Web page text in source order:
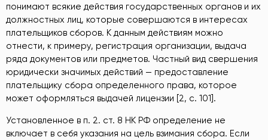
понимают всякие действия государственных органов и их
должностных лиц, которые совершаются в интересах
плательщиков сборов. К данным действиям можно
отнести, к примеру, регистрация организации, выдача
ряда документов или предметов. Частный вид свершения
юридически значимых действий — предоставление
плательщику сбора определенного права, которое
может оформляться выдачей лицензии [2, c. 101].
Установленное в п. 2. ст. 8 НК РФ определение не
включает в себя указания на цель взимания сбора. Если